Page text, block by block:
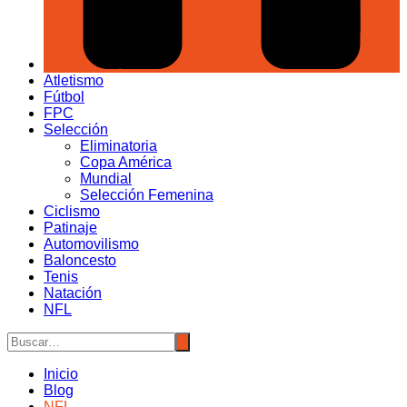
Atletismo
Fútbol
FPC
Selección
Eliminatoria
Copa América
Mundial
Selección Femenina
Ciclismo
Patinaje
Automovilismo
Baloncesto
Tenis
Natación
NFL
Inicio
Blog